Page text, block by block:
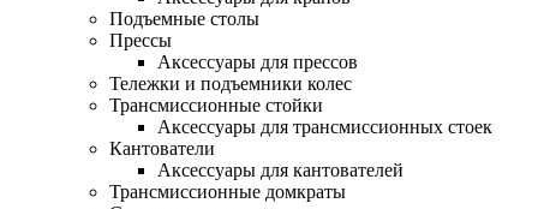
Подъемные столы
Прессы
Аксессуары для прессов
Тележки и подъемники колес
Трансмиссионные стойки
Аксессуары для трансмиссионных стоек
Кантователи
Аксессуары для кантователей
Трансмиссионные домкраты